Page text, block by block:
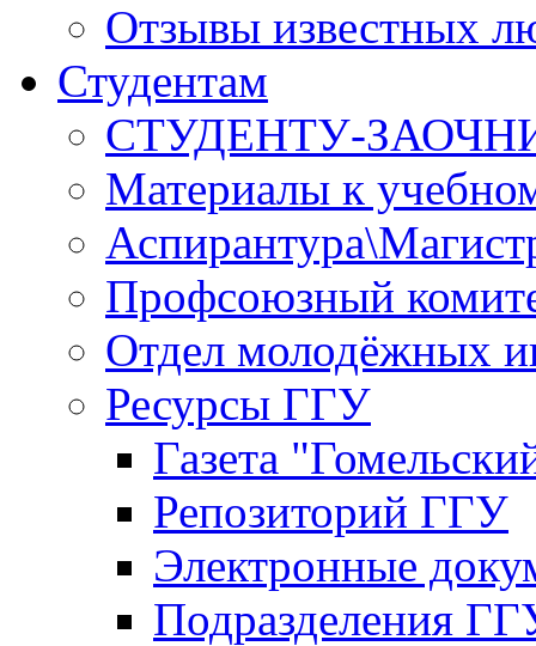
Отзывы известных
Студентам
СТУДЕНТУ-
Материалы к
Профсоюзный
Отдел молодёжных
Ресурсы ГГУ
Газета
Репозиторий ГГУ
Электронные
Подразделения